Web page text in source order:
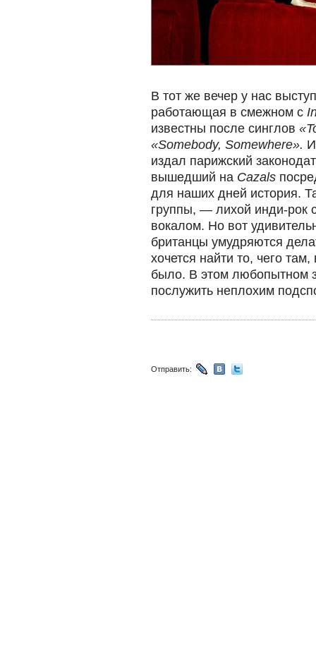
В тот же вечер у нас
работающая в смежном с
известны после синглов
«Somebody, Somewhere».
издал парижский
вышедший на Cazals
для наших дней история.
группы, — лихой инди-рок
вокалом. Но вот
британцы умудряются
хочется найти то, чего
было. В этом любопытном
послужить неплохим
Отправить: